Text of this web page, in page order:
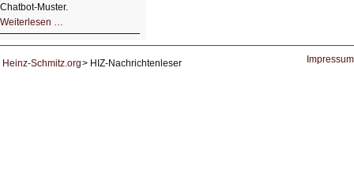
Chatbot‑Muster.
Weiterlesen …
KI-
Lernunterstützung
von
Heinz-Schmitz.org HIZ-Nachrichtenleser Impressum